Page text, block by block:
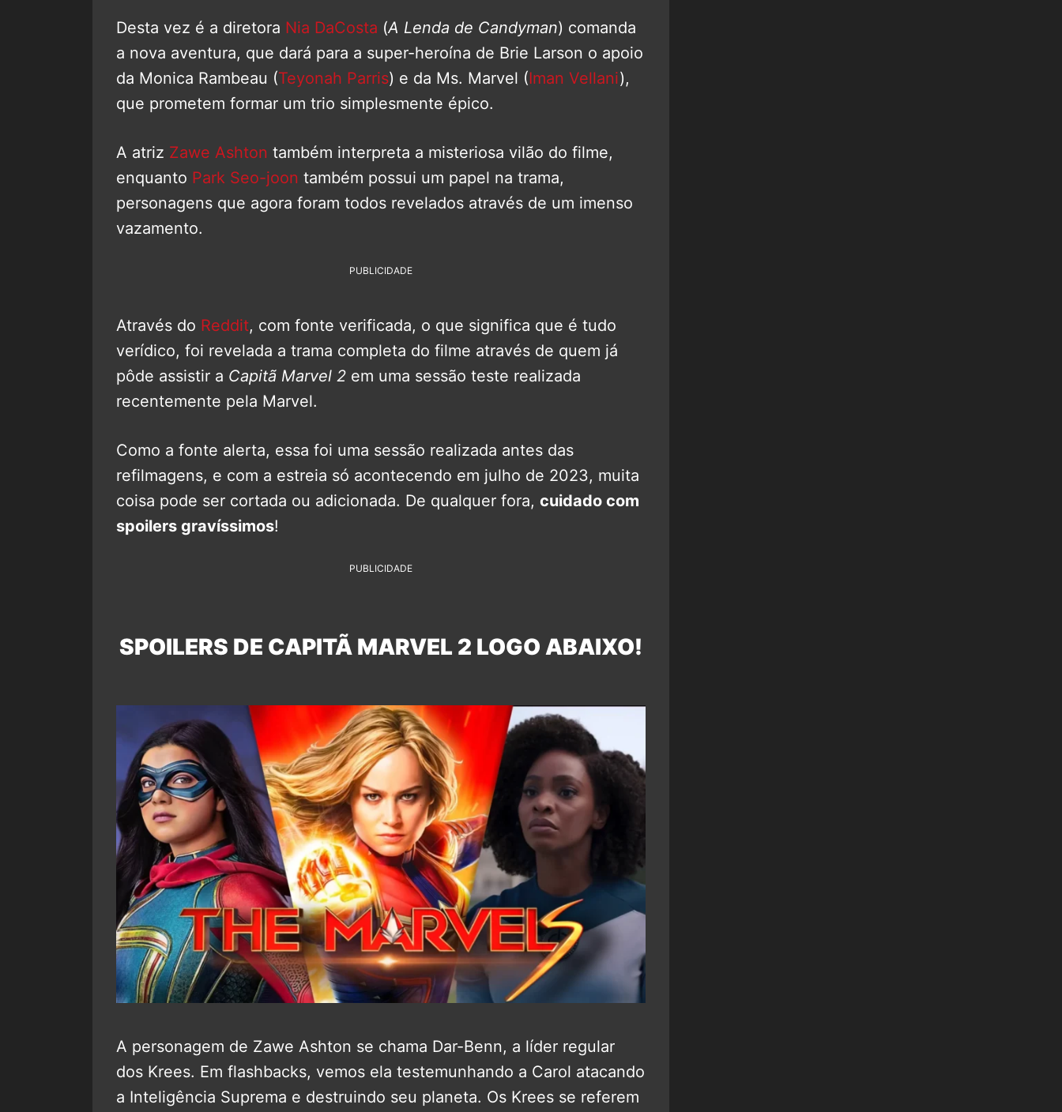
Desta vez é a diretora Nia DaCosta (A Lenda de Candyman) comanda
a nova aventura, que dará para a super-heroína de Brie Larson o apoio
da Monica Rambeau (Teyonah Parris) e da Ms. Marvel (Iman Vellani),
que prometem formar um trio simplesmente épico.
A atriz Zawe Ashton também interpreta a misteriosa vilão do filme,
enquanto Park Seo-joon também possui um papel na trama,
personagens que agora foram todos revelados através de um imenso
vazamento.
PUBLICIDADE
Através do Reddit, com fonte verificada, o que significa que é tudo
verídico, foi revelada a trama completa do filme através de quem já
pôde assistir a Capitã Marvel 2 em uma sessão teste realizada
recentemente pela Marvel.
Como a fonte alerta, essa foi uma sessão realizada antes das
refilmagens, e com a estreia só acontecendo em julho de 2023, muita
coisa pode ser cortada ou adicionada. De qualquer fora, cuidado com
spoilers gravíssimos!
PUBLICIDADE
SPOILERS DE CAPITÃ MARVEL 2 LOGO ABAIXO!
A personagem de Zawe Ashton se chama Dar-Benn, a líder regular
dos Krees. Em flashbacks, vemos ela testemunhando a Carol atacando
a Inteligência Suprema e destruindo seu planeta. Os Krees se referem